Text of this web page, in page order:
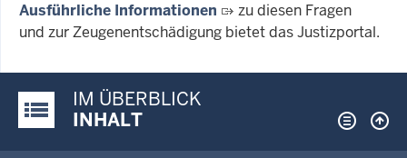
Ausführliche Informationen
zu diesen Fragen
und zur Zeugenentschädigung bietet das Justizportal.
Justiz-Portal im Überblick:
IM ÜBERBLICK
INHALT